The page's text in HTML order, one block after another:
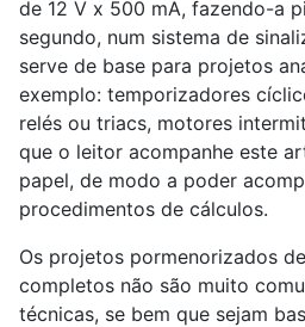
de 12 V x 500 mA, fazendo-a
segundo, num sistema de
serve de base para projetos
exemplo: temporizadores
relés ou triacs, motores
que o leitor acompanhe este
papel, de modo a poder
procedimentos de cálculos.
Os projetos pormenorizados
completos não são muito
técnicas, se bem que sejam